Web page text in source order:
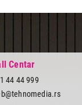
kupovinu
Centar
44 44 999